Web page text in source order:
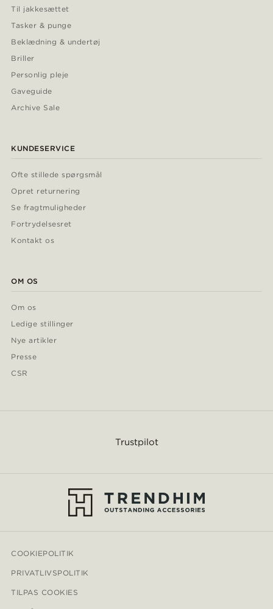
Til jakkesættet
Tasker & punge
Beklædning & undertøj
Briller
Personlig pleje
Gaveguide
Archive Sale
KUNDESERVICE
Ofte stillede spørgsmål
Opret returnering
Se fragtmuligheder
Fortrydelsesret
Kontakt os
OM OS
Om os
Ledige stillinger
Nye artikler
Presse
CSR
Trustpilot
COOKIEPOLITIK
PRIVATLIVSPOLITIK
TILPAS COOKIES